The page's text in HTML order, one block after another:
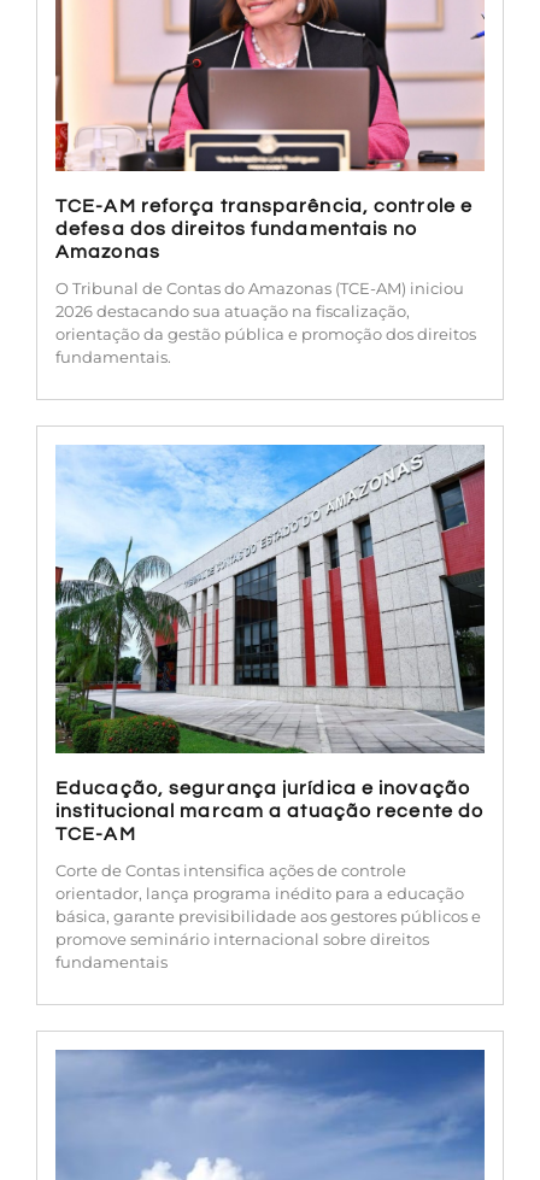
TCE-AM reforça transparência, controle e
defesa dos direitos fundamentais no
Amazonas
O Tribunal de Contas do Amazonas (TCE-AM) iniciou
2026 destacando sua atuação na fiscalização,
orientação da gestão pública e promoção dos direitos
fundamentais.
Educação, segurança jurídica e inovação
institucional marcam a atuação recente do
TCE-AM
Corte de Contas intensifica ações de controle
orientador, lança programa inédito para a educação
básica, garante previsibilidade aos gestores públicos e
promove seminário internacional sobre direitos
fundamentais